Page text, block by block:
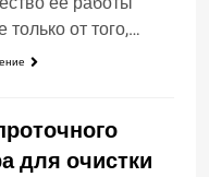
только от того,…
для очистки